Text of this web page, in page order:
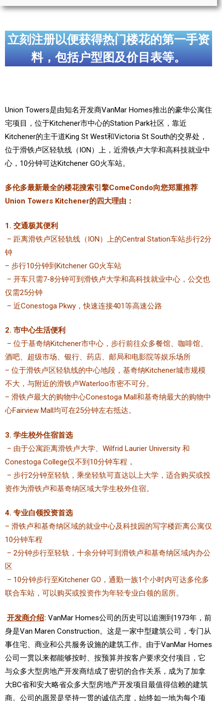
新移民指南
留学生指南
实用链接
大多伦多医疗机构
加拿大银行贷款机构
大多伦多交通网络
常用查询工具
地产杂谈
加拿大的历史文化
加拿大社会保险系统
安大略省免费医疗保险
加拿大的福利制度
吃货眼中的加拿大地图
立刻注册以便获得热门楼花的第一手资
料，包括户型图及价目表等。
Union Towers是由知名开发商VanMar Homes推出的豪华公寓住
宅项目， 位于Kitchener市中心的Station Park社区， 靠近
Kitchener的主干道King St West和Victoria St South的交界处，
位于滑铁卢区轻轨线（ION）上，近滑铁卢大学和高科技就业中
心，10分钟可达Kitchener GO火车站。
多伦多最新最全的楼花搜索引擎ComeCondo向您郑重推荐
Union Towers Kitchener的四大理由：
1. 交通极其便利
– 距离滑铁卢区轻轨线（ION）上的Central Station车站步行2分
钟
– 步行10分钟到Kitchener GO火车站
– 开车只需7-8分钟可到 滑铁卢大学和高科技就业中心，公交也
仅需25分钟
– 近Conestoga Pkwy，快速连接401等高速公路
2. 市中心生活便利
– 位于基奇纳Kitchener市中心，步行前往众多餐馆、咖啡馆、
酒吧、超级市场、银行、药店、邮局和电影院等娱乐场所
– 位于滑铁卢区轻轨线的中心地段，基奇纳Kitchener城市规模
不大，与附近的滑铁卢Waterloo市密不可分。
– 滑铁卢最大的购物中心Conestoga Mall和基奇纳最大的购物中
心Fairview Mall均可在25分钟左右抵达。
3. 学生校外住宿首选
– 由于公寓距离滑铁卢大学、Wilfrid Laurier University 和
Conestoga College仅不到10分钟车程，
– 步行2分钟至轻轨，乘坐轻轨可直达以上大学，适合购买或投
资作为滑铁卢和基奇纳区域大学生校外住宿。
4. 专业白领投资首选
– 滑铁卢和基奇纳区域的就业中心及科技园的写字楼距离公寓仅
10分钟车程
– 2分钟步行至轻轨，十余分钟可到滑铁卢和基奇纳区域内办公
区
– 10分钟步行至Kitchener GO，通勤一族1个小时内可达多伦多
联合车站，可以购买或投资作为年轻专业白领的居所。
开发商介绍: VanMar Homes公司的历史可以追溯到1973年，前
身是Van Maren Construction。这是一家中型建筑公司，专门从
事住宅、商业和公共服务设施的建筑工作。由于VanMar Homes
公司一贯以来都能够按时、按预算并按客户要求交付项目，它
与众多大型房地产开发商结成了密切的合作关系，成为了加拿
大BC省和安大略省众多大型房地产开发项目最值得信赖的建筑
商。公司的愿景是坚持一贯的诚信态度，始终如一地为每个项